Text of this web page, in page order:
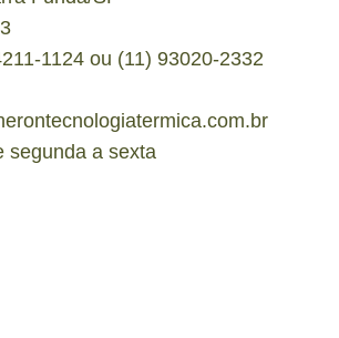
1124 ou (11) 93020-2332
segunda a sexta